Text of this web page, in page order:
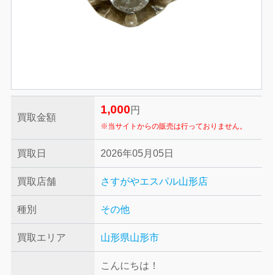
買取金額
1,000 円
※当サイトからの販売は行っておりません。
買取日 2026年05月05日
買取店舗 さすがやエスパル山形店
種別 その他
買取エリア 山形県山形市
こんにちは！